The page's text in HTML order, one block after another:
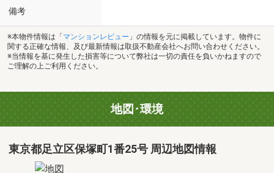
備考
※本物件情報は「 マンションレビュー 」の情報を元に掲載しています。物件に
関する正確な情報、及び最新情報は取扱不動産会社へお問い合わせください。
※当情報を基に発生した損害等について弊社は一切の責任を負いかねますので
ご理解の上ご利用ください。
地図･環境
東京都足立区保塚町1番25号 周辺地図情報